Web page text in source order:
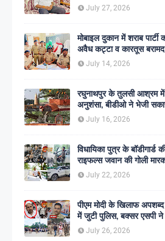
July 27, 2026
मोबाइल दुकान में शराब
अवैध कट्टा व कारतूस बरामद
July 14, 2026
रघुनाथपुर के तुलसी आश्रम में
अनुशंसा, बीडीओ ने भेजी
July 16, 2026
विधायिका पुत्र के बॉडीगार्ड
राइफल्स जवान की गोली
गिरफ्तार
July 22, 2026
पीएम मोदी के खिलाफ
में जुटी पुलिस, बक्सर एसपी
July 26, 2026